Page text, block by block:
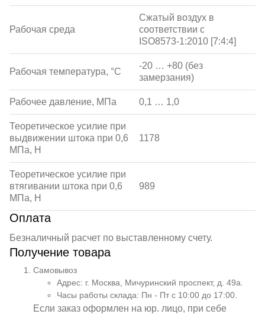
Рабочая среда
Сжатый воздух в
соответствии с
ISO8573-1:2010 [7:4:4]
Рабочая температура, °С
-20 … +80 (без
замерзания)
Рабочее давление, МПа 0,1 … 1,0
Теоретическое усилие при
выдвижении штока при 0,6
МПа, Н
1178
Теоретическое усилие при
втягивании штока при 0,6
МПа, Н
989
Оплата
Безналичный расчет по выставленному счету.
Получение товара
Самовывоз
Адрес: г. Москва, Мичуринский проспект, д. 49а.
Часы работы склада: Пн - Пт с 10:00 до 17:00.
Если заказ оформлен на юр. лицо, при себе